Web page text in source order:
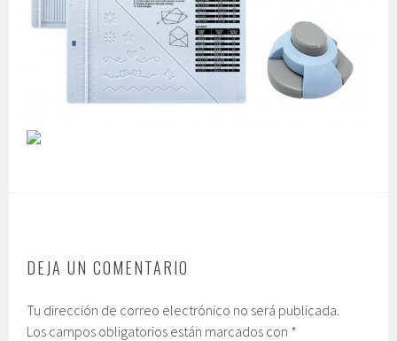
DEJA UN COMENTARIO
Tu dirección de correo electrónico no será publicada.
Los campos obligatorios están marcados con *